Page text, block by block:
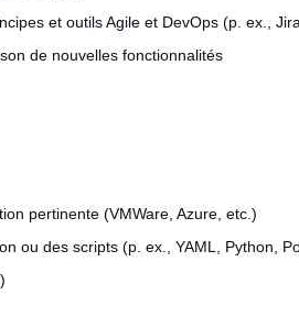
et outils Agile et DevOps (p. ex.,
de nouvelles fonctionnalités
pertinente (VMWare, Azure, etc.)
ou des scripts (p. ex., YAML, Python,